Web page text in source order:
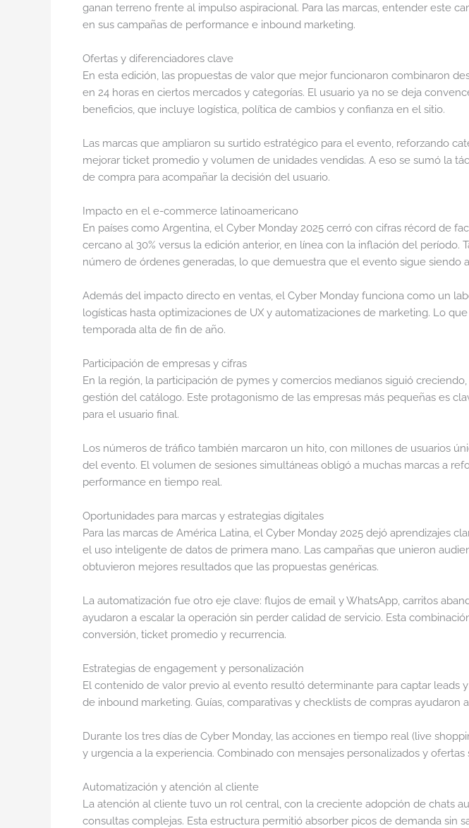
ganan terreno frente al impulso aspiracional. Para las marcas, entender este
en sus campañas de performance e inbound marketing.
Ofertas y diferenciadores clave
En esta edición, las propuestas de valor que mejor funcionaron combinaron
en 24 horas en ciertos mercados y categorías. El usuario ya no se deja
beneficios, que incluye logística, política de cambios y confianza en el sitio.
Las marcas que ampliaron su surtido estratégico para el evento, reforzando
mejorar ticket promedio y volumen de unidades vendidas. A eso se sumó la
de compra para acompañar la decisión del usuario.
Impacto en el e-commerce latinoamericano
En países como Argentina, el Cyber Monday 2025 cerró con cifras récord de
cercano al 30% versus la edición anterior, en línea con la inflación del
número de órdenes generadas, lo que demuestra que el evento sigue siendo
Además del impacto directo en ventas, el Cyber Monday funciona como un
logísticas hasta optimizaciones de UX y automatizaciones de marketing. Lo
temporada alta de fin de año.
Participación de empresas y cifras
En la región, la participación de pymes y comercios medianos siguió
gestión del catálogo. Este protagonismo de las empresas más pequeñas es
para el usuario final.
Los números de tráfico también marcaron un hito, con millones de usuarios
del evento. El volumen de sesiones simultáneas obligó a muchas marcas a
performance en tiempo real.
Oportunidades para marcas y estrategias digitales
Para las marcas de América Latina, el Cyber Monday 2025 dejó aprendizajes
el uso inteligente de datos de primera mano. Las campañas que unieron
obtuvieron mejores resultados que las propuestas genéricas.
La automatización fue otro eje clave: flujos de email y WhatsApp, carritos
ayudaron a escalar la operación sin perder calidad de servicio. Esta
conversión, ticket promedio y recurrencia.
Estrategias de engagement y personalización
El contenido de valor previo al evento resultó determinante para captar leads
de inbound marketing. Guías, comparativas y checklists de compras
Durante los tres días de Cyber Monday, las acciones en tiempo real (live
y urgencia a la experiencia. Combinado con mensajes personalizados y
Automatización y atención al cliente
La atención al cliente tuvo un rol central, con la creciente adopción de chats
consultas complejas. Esta estructura permitió absorber picos de demanda sin